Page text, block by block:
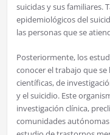
suicidas y sus familiares.
epidemiológicos del
las personas que se
Posteriormente, los
conocer el trabajo que se
científicas, de
y el suicidio. Este
investigación clínica,
comunidades